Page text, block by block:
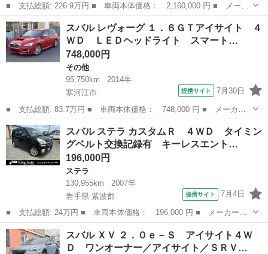
■ 支払総額: 226.9万円 ■ 車両本体価格： 2,160,000 円 ■ メーカ
ー名： スバル ■ 車種名： インプレッサ ■ グレード名： ４Ｗ
Ｄ ＳＴスマートエディション 純正 メモリーナビ／シートヒータ
ー 前席...
山形 山形市 インプレッサ
スバル レヴォーグ １．６ＧＴアイサイト ４
ＷＤ ＬＥＤヘッドライト スマート…
748,000円
その他
95,750km
2014年
寒河江市
提携サイト 7月30日
■ 支払総額: 83.7万円 ■ 車両本体価格： 748,000 円 ■ メーカー
名： スバル ■ 車種名： レヴォーグ ■ グレード名： １．６Ｇ
Ｔアイサイト ４ＷＤ ＬＥＤヘッドライト スマートキー２個 プ
ッシュスター...
山形 寒河江市
スバル ステラ カスタムＲ ４ＷＤ タイミン
グベルト交換記録有 キーレスエント…
196,000円
ステラ
130,955km
2007年
岩手県 紫波郡
提携サイト 7月4日
■ 支払総額: 24万円 ■ 車両本体価格： 196,000 円 ■ メーカー
名： スバル ■ 車種名： ステラ ■ グレード名： カスタムＲ
４ＷＤ タイミングベルト交換記録有 キーレスエントリー ■ 排気
量： 660c...
岩手 紫波郡
スバル ＸＶ ２．０ｅ－Ｓ アイサイト４Ｗ
Ｄ ワンオーナー／アイサイト／ＳＲＶ…